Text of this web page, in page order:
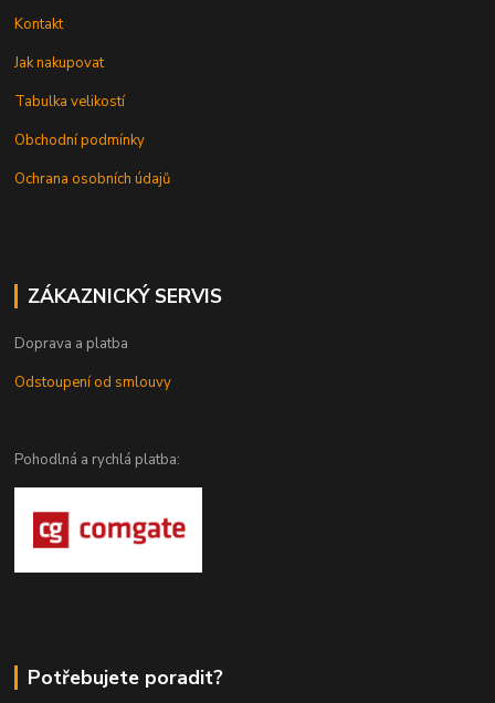
Kontakt
Jak nakupovat
Tabulka velikostí
Obchodní podmínky
Ochrana osobních údajů
ZÁKAZNICKÝ SERVIS
Doprava a platba
Odstoupení od smlouvy
Pohodlná a rychlá platba:
Potřebujete poradit?